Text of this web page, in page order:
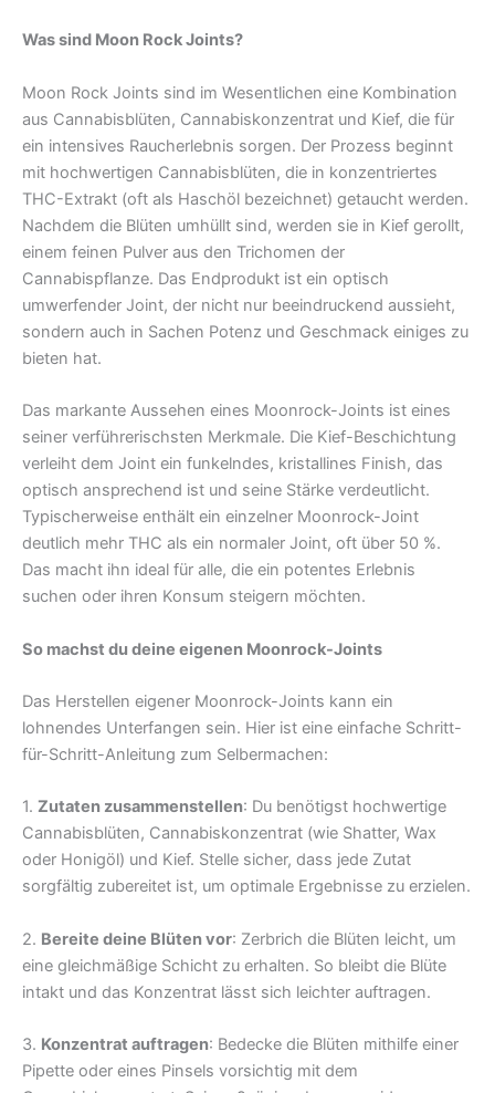
Was sind Moon Rock Joints?
Moon Rock Joints sind im Wesentlichen eine Kombination
aus Cannabisblüten, Cannabiskonzentrat und Kief, die für
ein intensives Raucherlebnis sorgen. Der Prozess beginnt
mit hochwertigen Cannabisblüten, die in konzentriertes
THC-Extrakt (oft als Haschöl bezeichnet) getaucht werden.
Nachdem die Blüten umhüllt sind, werden sie in Kief gerollt,
einem feinen Pulver aus den Trichomen der
Cannabispflanze. Das Endprodukt ist ein optisch
umwerfender Joint, der nicht nur beeindruckend aussieht,
sondern auch in Sachen Potenz und Geschmack einiges zu
bieten hat.
Das markante Aussehen eines Moonrock-Joints ist eines
seiner verführerischsten Merkmale. Die Kief-Beschichtung
verleiht dem Joint ein funkelndes, kristallines Finish, das
optisch ansprechend ist und seine Stärke verdeutlicht.
Typischerweise enthält ein einzelner Moonrock-Joint
deutlich mehr THC als ein normaler Joint, oft über 50 %.
Das macht ihn ideal für alle, die ein potentes Erlebnis
suchen oder ihren Konsum steigern möchten.
So machst du deine eigenen Moonrock-Joints
Das Herstellen eigener Moonrock-Joints kann ein
lohnendes Unterfangen sein. Hier ist eine einfache Schritt-
für-Schritt-Anleitung zum Selbermachen:
1. Zutaten zusammenstellen: Du benötigst hochwertige
Cannabisblüten, Cannabiskonzentrat (wie Shatter, Wax
oder Honigöl) und Kief. Stelle sicher, dass jede Zutat
sorgfältig zubereitet ist, um optimale Ergebnisse zu erzielen.
2. Bereite deine Blüten vor: Zerbrich die Blüten leicht, um
eine gleichmäßige Schicht zu erhalten. So bleibt die Blüte
intakt und das Konzentrat lässt sich leichter auftragen.
3. Konzentrat auftragen: Bedecke die Blüten mithilfe einer
Pipette oder eines Pinsels vorsichtig mit dem